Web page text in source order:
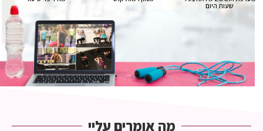
שעות היום
מה אומרים עליי